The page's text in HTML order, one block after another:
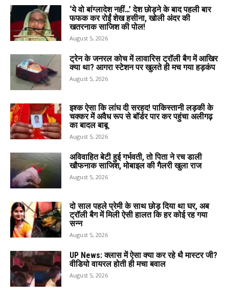
‘ये वो बांग्लादेश नहीं…’ देश छोड़ने के बाद पहली बार
फफक कर रोईं शेख हसीना, खोली अंदर की
खतरनाक साजिश की पोल!
August 5, 2026
ट्रेन के जनरल कोच में लावारिस ट्रॉली बैग में आखिर
क्या था? आगरा स्टेशन पर खुलते ही मच गया हड़कंप
August 5, 2026
इश्क ऐसा कि लांघ दी सरहद! पाकिस्तानी लड़की के
चक्कर में अवैध रूप से बॉर्डर पार कर पहुंचा अलीगढ़
का बादल बाबू
August 5, 2026
अविवाहित बेटी हुई गर्भवती, तो पिता ने रच डाली
खौफनाक साजिश, मोबाइल की गैलरी खुला राज
August 5, 2026
दो साल पहले प्रेमी के साथ छोड़ दिया था घर, अब
ट्रॉली बैग में मिली ऐसी हालत कि हर कोई रह गया
सन्न
August 5, 2026
UP News: क्लास में ऐसा क्या कर रहे थै मास्टर जी?
वीडियो वायरल होती ही मचा बवाल
August 5, 2026